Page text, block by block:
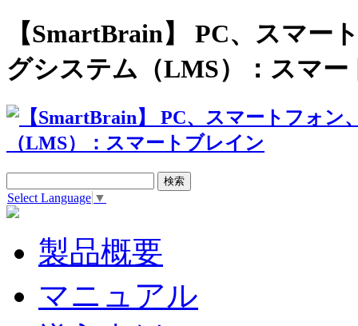
【SmartBrain】 PC、スマー
グシステム（LMS）：スマー
Select Language ▼
製品概要
マニュアル